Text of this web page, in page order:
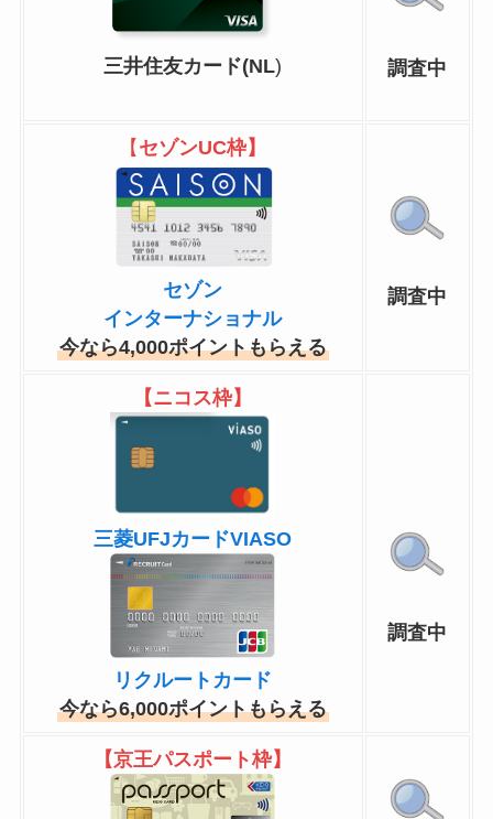
三井住友カード(NL) 調査中
【 セゾンUC枠】
セゾン
インターナショナル
今なら4,000ポイントもらえる
調査中
【ニコス枠】
三菱UFJカードVIASO
リクルートカード
今なら6,000ポイントもらえる
調査中
【京王パスポート枠】